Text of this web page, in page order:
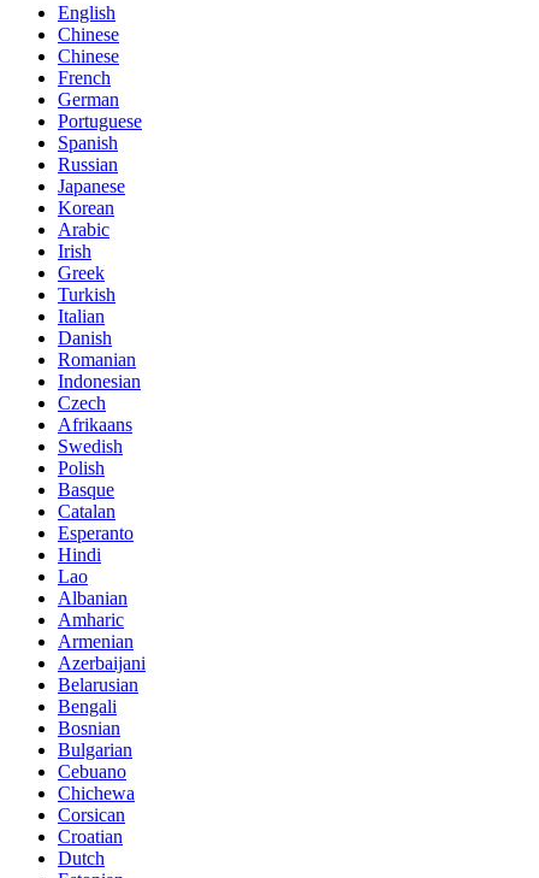
English
Chinese
Chinese
French
German
Portuguese
Spanish
Russian
Japanese
Korean
Arabic
Irish
Greek
Turkish
Italian
Danish
Romanian
Indonesian
Czech
Afrikaans
Swedish
Polish
Basque
Catalan
Esperanto
Hindi
Lao
Albanian
Amharic
Armenian
Azerbaijani
Belarusian
Bengali
Bosnian
Bulgarian
Cebuano
Chichewa
Corsican
Croatian
Dutch